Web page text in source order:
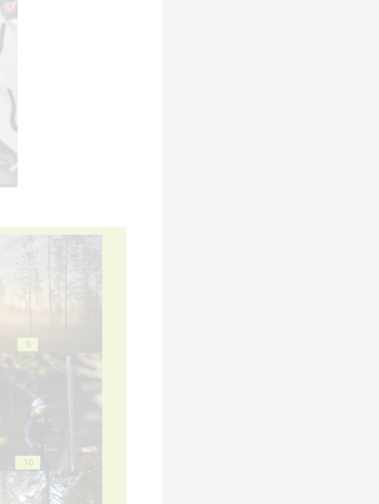
5
10